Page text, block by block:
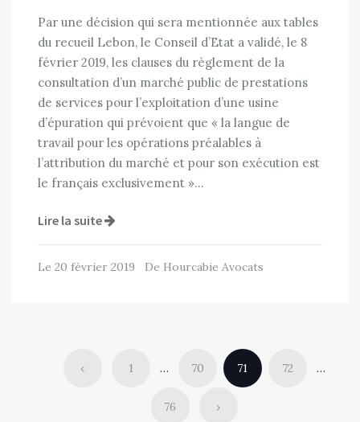
Par une décision qui sera mentionnée aux tables
du recueil Lebon, le Conseil d’Etat a validé, le 8
février 2019, les clauses du règlement de la
consultation d’un marché public de prestations
de services pour l’exploitation d’une usine
d’épuration qui prévoient que « la langue de
travail pour les opérations préalables à
l’attribution du marché et pour son exécution est
le français exclusivement »…
Lire la suite
Le 20 février 2019 De Hourcabie Avocats
‹ 1 … 70 71 72 …
76 ›